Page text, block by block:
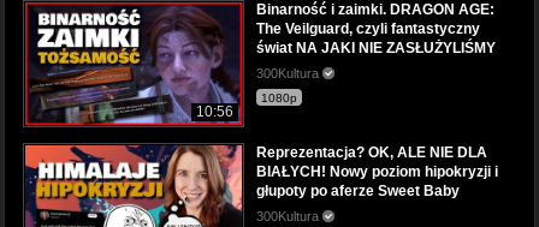
10:56
Binarność i zaimki. DRAGON AGE:
The Veilguard, czyli fantastyczny
świat NA JAKI NIE ZASŁUŻYLIŚMY
300Kultura
1080p
Reprezentacja? OK, ALE NIE DLA
BIAŁYCH! Nowy poziom hipokryzji i
głupoty po aferze Sweet Baby
300Kultura